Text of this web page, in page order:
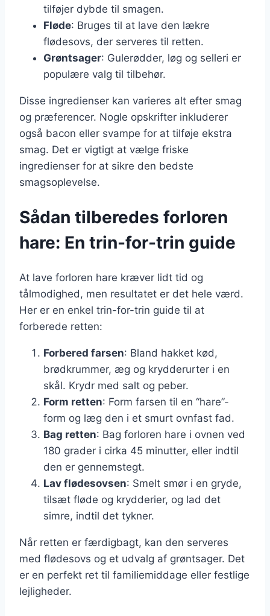
tilføjer dybde til smagen.
Fløde: Bruges til at lave den lækre
flødesovs, der serveres til retten.
Grøntsager: Gulerødder, løg og selleri er
populære valg til tilbehør.
Disse ingredienser kan varieres alt efter smag
og præferencer. Nogle opskrifter inkluderer
også bacon eller svampe for at tilføje ekstra
smag. Det er vigtigt at vælge friske
ingredienser for at sikre den bedste
smagsoplevelse.
Sådan tilberedes forloren
hare: En trin-for-trin guide
At lave forloren hare kræver lidt tid og
tålmodighed, men resultatet er det hele værd.
Her er en enkel trin-for-trin guide til at
forberede retten:
Forbered farsen: Bland hakket kød,
brødkrummer, æg og krydderurter i en
skål. Krydr med salt og peber.
Form retten: Form farsen til en “hare”-
form og læg den i et smurt ovnfast fad.
Bag retten: Bag forloren hare i ovnen ved
180 grader i cirka 45 minutter, eller indtil
den er gennemstegt.
Lav flødesovsen: Smelt smør i en gryde,
tilsæt fløde og krydderier, og lad det
simre, indtil det tykner.
Når retten er færdigbagt, kan den serveres
med flødesovs og et udvalg af grøntsager. Det
er en perfekt ret til familiemiddage eller festlige
lejligheder.